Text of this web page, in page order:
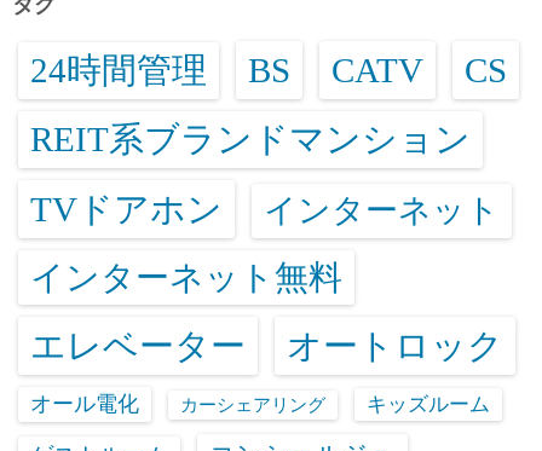
タグ
24時間管理 BS CATV CS
REIT系ブランドマンション
TVドアホン インターネット
インターネット無料
エレベーター オートロック
オール電化 カーシェアリング キッズルーム